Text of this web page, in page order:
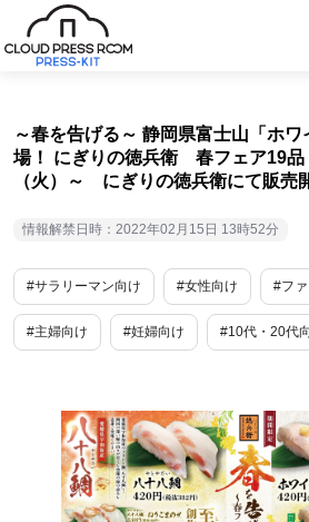
～春を告げる～ 静岡県富士山「ホ
場！ にぎりの徳兵衛 春フェア19品
（火）～ にぎりの徳兵衛にて販売
情報解禁日時：2022年02月15日 13時52分
#サラリーマン向け #女性向け #フ
#主婦向け #妊婦向け #10代・20代
#新商品・サービス #ご褒美